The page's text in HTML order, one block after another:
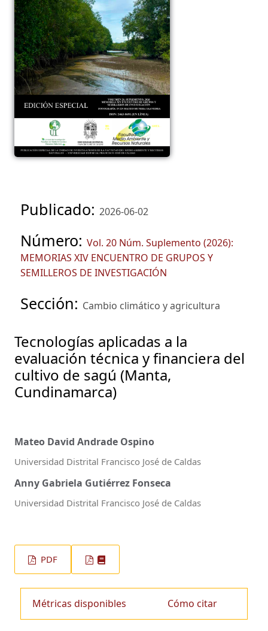
Publicado: 2026-06-02
Número: Vol. 20 Núm. Suplemento (2026):
MEMORIAS XIV ENCUENTRO DE GRUPOS Y
SEMILLEROS DE INVESTIGACIÓN
Sección: Cambio climático y agricultura
Tecnologías aplicadas a la
evaluación técnica y financiera del
cultivo de sagú (Manta,
Cundinamarca)
Mateo David Andrade Ospino
Universidad Distrital Francisco José de Caldas
Anny Gabriela Gutiérrez Fonseca
Universidad Distrital Francisco José de Caldas
PDF
Métricas disponibles Cómo citar